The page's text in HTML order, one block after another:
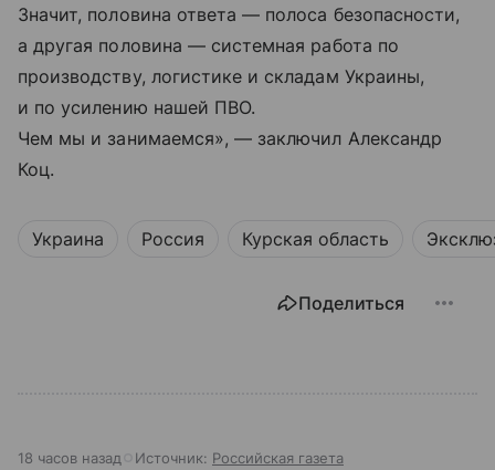
Значит, половина ответа — полоса безопасности,
а другая половина — системная работа по
производству, логистике и складам Украины,
и по усилению нашей ПВО.
Чем мы и занимаемся», — заключил Александр
Коц.
Украина Россия Курская область
Поделиться
18 часов назад Источник: Российская газета